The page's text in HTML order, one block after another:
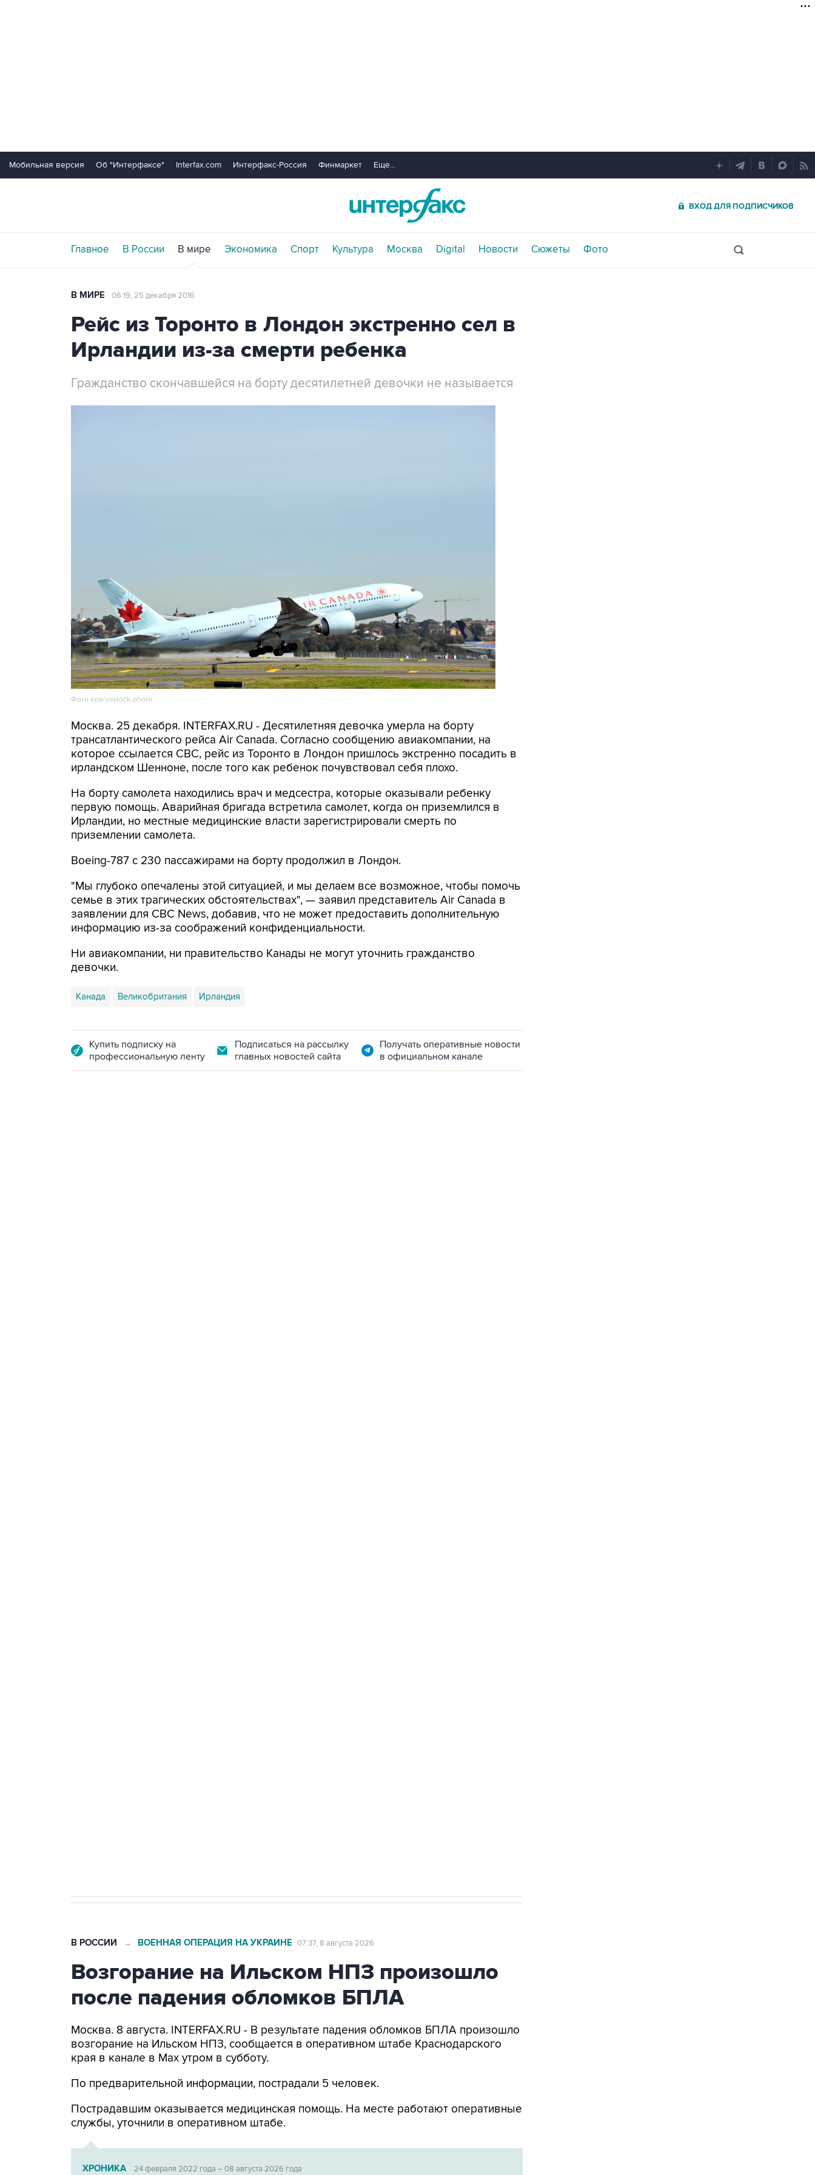
Мобильная версия Об "Интерфаксе" Interfax.com Интерфакс-Россия Финмаркет Еще...
ВХОД ДЛЯ ПОДПИСЧИКОВ
Главное В России В мире Экономика Спорт Культура Москва Digital Новости Сюжеты Фото
В МИРЕ 06:19, 25 декабря 2016
Рейс из Торонто в Лондон экстренно сел в
Ирландии из-за смерти ребенка
Гражданство скончавшейся на борту десятилетней девочки не называется
Фото:epa/vostock-photo
Москва. 25 декабря. INTERFAX.RU - Десятилетняя девочка умерла на борту
трансатлантического рейса Air Canada. Согласно сообщению авиакомпании, на
которое ссылается CBC, рейс из Торонто в Лондон пришлось экстренно посадить в
ирландском Шенноне, после того как ребенок почувствовал себя плохо.
На борту самолета находились врач и медсестра, которые оказывали ребенку
первую помощь. Аварийная бригада встретила самолет, когда он приземлился в
Ирландии, но местные медицинские власти зарегистрировали смерть по
приземлении самолета.
Boeing-787 с 230 пассажирами на борту продолжил в Лондон.
"Мы глубоко опечалены этой ситуацией, и мы делаем все возможное, чтобы помочь
семье в этих трагических обстоятельствах", — заявил представитель Air Canada в
заявлении для CBC News, добавив, что не может предоставить дополнительную
информацию из-за соображений конфиденциальности.
Ни авиакомпании, ни правительство Канады не могут уточнить гражданство
девочки.
Канада Великобритания Ирландия
Купить подписку на
профессиональную ленту
Подписаться на рассылку
главных новостей сайта
Получать оперативные новости
в официальном канале
В РОССИИ → ВОЕННАЯ ОПЕРАЦИЯ НА УКРАИНЕ 07:37, 8 августа 2026
Возгорание на Ильском НПЗ произошло
после падения обломков БПЛА
Москва. 8 августа. INTERFAX.RU - В результате падения обломков БПЛА произошло
возгорание на Ильском НПЗ, сообщается в оперативном штабе Краснодарского
края в канале в Max утром в субботу.
По предварительной информации, пострадали 5 человек.
Пострадавшим оказывается медицинская помощь. На месте работают оперативные
службы, уточнили в оперативном штабе.
ХРОНИКА 24 февраля 2022 года – 08 августа 2026 года